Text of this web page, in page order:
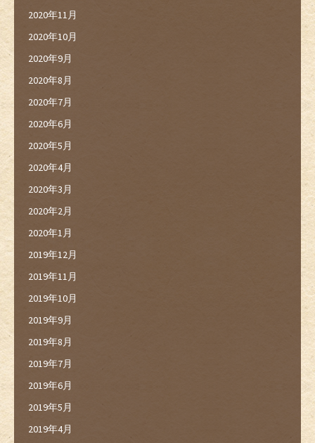
2020年11月
2020年10月
2020年9月
2020年8月
2020年7月
2020年6月
2020年5月
2020年4月
2020年3月
2020年2月
2020年1月
2019年12月
2019年11月
2019年10月
2019年9月
2019年8月
2019年7月
2019年6月
2019年5月
2019年4月